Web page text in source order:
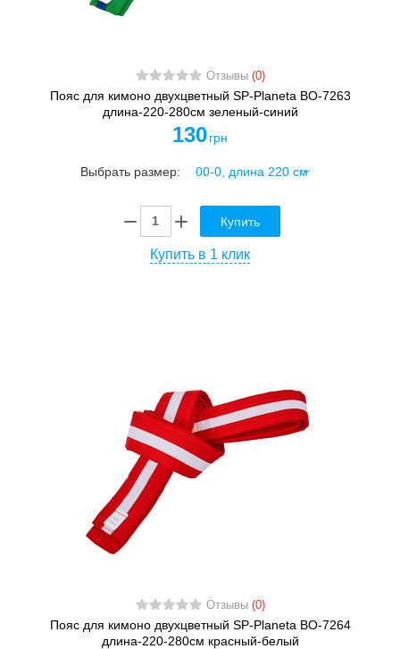
Отзывы (0)
Пояс для кимоно двухцветный SP-Planeta BO-7263
длина-220-280см зеленый-синий
130 грн
Выбрать размер:
Купить
Купить в 1 клик
Отзывы (0)
Пояс для кимоно двухцветный SP-Planeta BO-7264
длина-220-280см красный-белый